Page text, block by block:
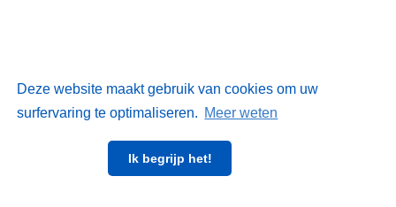
Deze website maakt gebruik van cookies om uw
surfervaring te optimaliseren. Meer weten
Ik begrijp het!